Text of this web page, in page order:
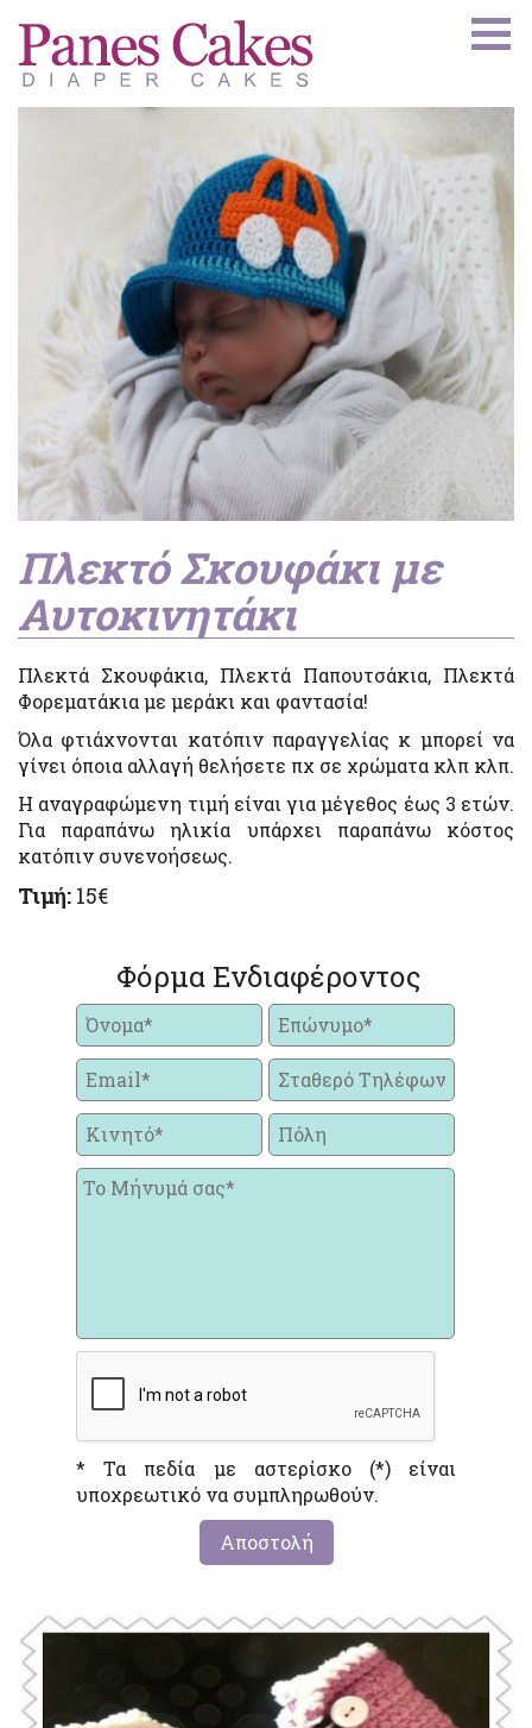
Πλεκτό Σκουφάκι με
Αυτοκινητάκι
Πλεκτά Σκουφάκια, Πλεκτά Παπουτσάκια, Πλεκτά
Φορεματάκια με μεράκι και φαντασία!
Όλα φτιάχνονται κατόπιν παραγγελίας κ μπορεί να
γίνει όποια αλλαγή θελήσετε πχ σε χρώματα κλπ κλπ.
Η αναγραφώμενη τιμή είναι για μέγεθος έως 3 ετών.
Για παραπάνω ηλικία υπάρχει παραπάνω κόστος
κατόπιν συνενοήσεως.
Τιμή: 15€
Φόρμα Ενδιαφέροντος
* Τα πεδία με αστερίσκο (*) είναι
υποχρεωτικό να συμπληρωθούν.